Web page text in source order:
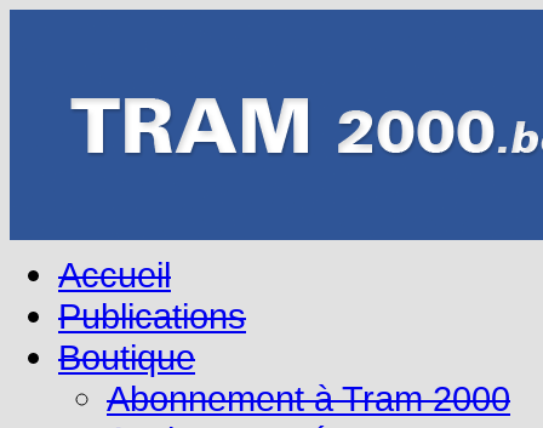
Accueil
Publications
Boutique
Abonnement à Tram 2000